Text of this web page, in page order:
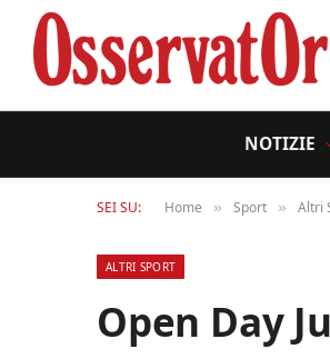
NOTIZIE
SEI SU: Home » Sport » Altri
ALTRI SPORT
Open Day